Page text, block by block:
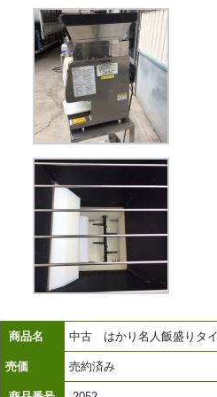
商品名 中古 はかり名人飯盛りタ
売価 売約済み